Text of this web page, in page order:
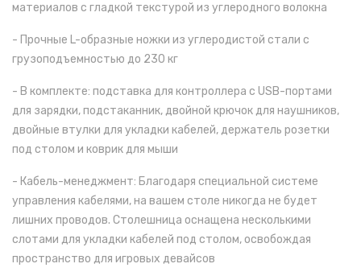
материалов с гладкой текстурой из углеродного волокна
- Прочные L-образные ножки из углеродистой стали с
грузоподъемностью до 230 кг
- В комплекте: подставка для контроллера с USB-портами
для зарядки, подстаканник, двойной крючок для наушников,
двойные втулки для укладки кабелей, держатель розетки
под столом и коврик для мыши
- Кабель-менеджмент: Благодаря специальной системе
управления кабелями, на вашем столе никогда не будет
лишних проводов. Столешница оснащена несколькими
слотами для укладки кабелей под столом, освобождая
пространство для игровых девайсов